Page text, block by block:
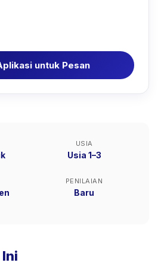
untuk Pesan
USIA
Usia 1–3
PENILAIAN
Baru